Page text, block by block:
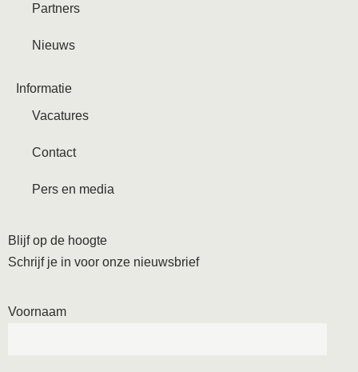
Partners
Nieuws
Informatie
Vacatures
Contact
Pers en media
Blijf op de hoogte
Schrijf je in voor onze nieuwsbrief
Voornaam